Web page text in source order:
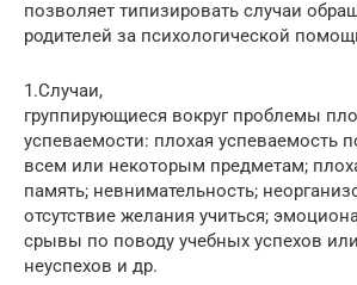
позволяет типизировать случаи
родителей за психологической
1.Случаи,
группирующиеся вокруг проблемы
успеваемости: плохая успеваемость
всем или некоторым предметам;
память; невнимательность;
отсутствие желания учиться;
срывы по поводу учебных успехов или
неуспехов и др.